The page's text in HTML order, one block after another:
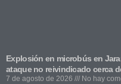
Explosión en microbús en
ataque no reivindicado cerca
7 de agosto de 2026 No hay